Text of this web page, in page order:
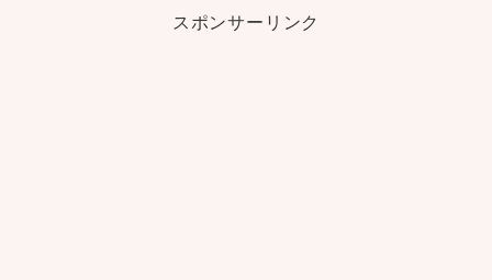
スポンサーリンク